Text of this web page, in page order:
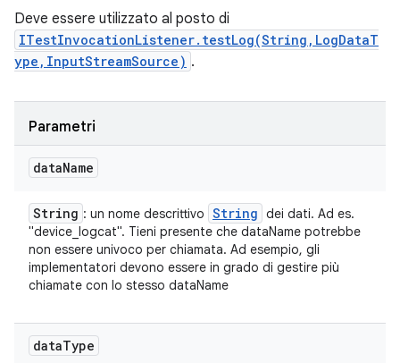
Deve essere utilizzato al posto di
ITestInvocationListener.testLog(String,LogDataT
ype,InputStreamSource) .
Parametri
dataName
String : un nome descrittivo String dei dati. Ad es.
"device_logcat". Tieni presente che dataName potrebbe
non essere univoco per chiamata. Ad esempio, gli
implementatori devono essere in grado di gestire più
chiamate con lo stesso dataName
dataType